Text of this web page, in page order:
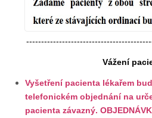
Vážení
Vyšetření pacienta lékařem
telefonickém objednání na
pacienta závazný.